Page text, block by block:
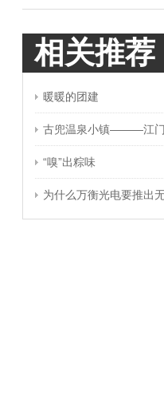
相关推荐
暖暖的团建
古兜温泉小镇———江
“嗅”出粽味
为什么万衡光电要推出